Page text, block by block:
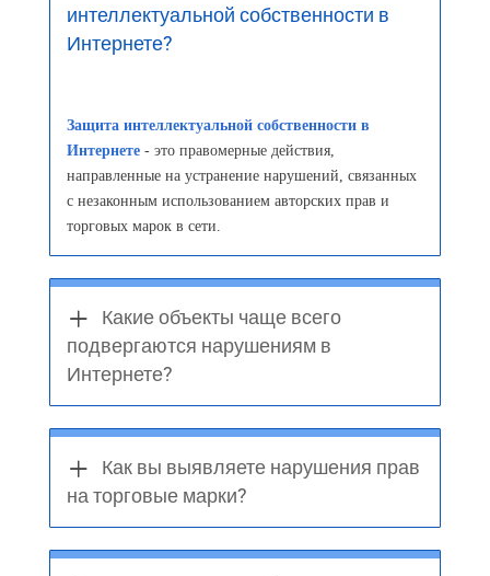
интеллектуальной собственности в
Интернете?
Защита интеллектуальной собственности в
Интернете- это правомерные действия,
направленные на устранение нарушений, связанных
с незаконным использованием авторских прав и
торговых марок в сети.
Какие объекты чаще всего
подвергаются нарушениям в
Интернете?
Как вы выявляете нарушения прав
на торговые марки?